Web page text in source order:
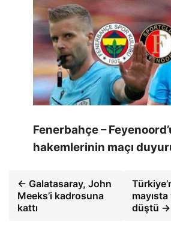
Fenerbahçe –
hakemlerinin maçı
← Galatasaray, John
Meeks’i kadrosuna
kattı
düştü →